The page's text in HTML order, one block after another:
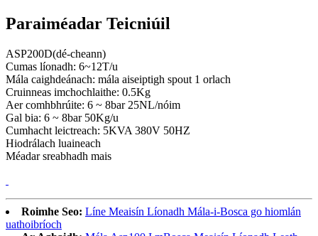
Paraiméadar Teicniúil
ASP200D(dé-cheann)
Cumas líonadh: 6~12T/u
Mála caighdeánach: mála aiseiptigh spout 1 orlach
Cruinneas imchochlaithe: 0.5Kg
Aer comhbhrúite: 6 ~ 8bar 25NL/nóim
Gal bia: 6 ~ 8bar 50Kg/u
Cumhacht leictreach: 5KVA 380V 50HZ
Hiodrálach luaineach
Méadar sreabhadh mais
Roimhe Seo: Líne Meaisín Líonadh Mála-i-Bosca go hiomlán
uathoibríoch